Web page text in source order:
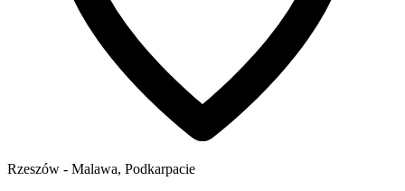
Rzeszów - Malawa, Podkarpacie